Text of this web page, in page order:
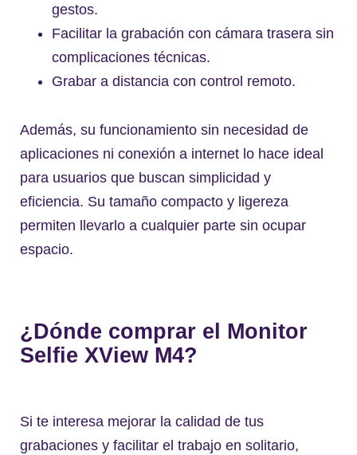
gestos.
Facilitar la grabación con cámara trasera sin
complicaciones técnicas.
Grabar a distancia con control remoto.
Además, su funcionamiento sin necesidad de
aplicaciones ni conexión a internet lo hace ideal
para usuarios que buscan simplicidad y
eficiencia. Su tamaño compacto y ligereza
permiten llevarlo a cualquier parte sin ocupar
espacio.
¿Dónde comprar el Monitor
Selfie XView M4?
Si te interesa mejorar la calidad de tus
grabaciones y facilitar el trabajo en solitario,